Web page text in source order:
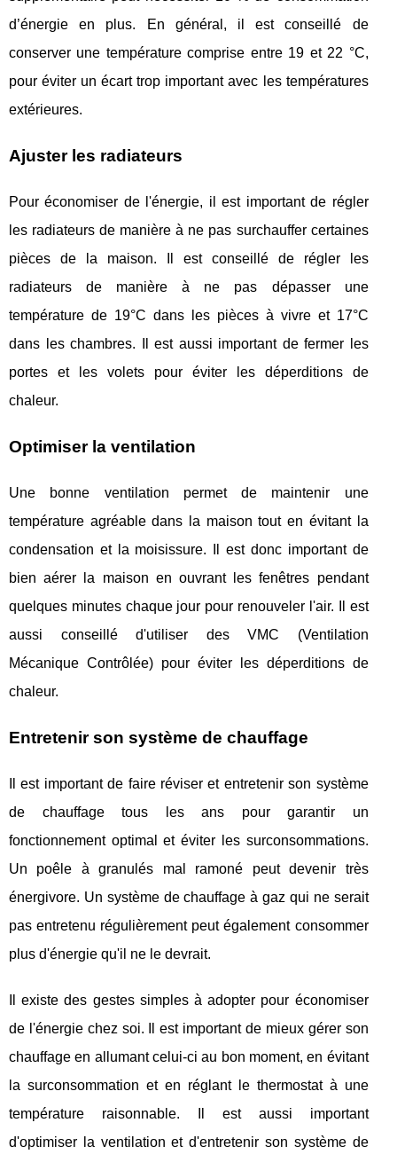
d’énergie en plus. En général, il est conseillé de
conserver une température comprise entre 19 et 22 °C,
pour éviter un écart trop important avec les températures
extérieures.
Ajuster les radiateurs
Pour économiser de l'énergie, il est important de régler
les radiateurs de manière à ne pas surchauffer certaines
pièces de la maison. Il est conseillé de régler les
radiateurs de manière à ne pas dépasser une
température de 19°C dans les pièces à vivre et 17°C
dans les chambres. Il est aussi important de fermer les
portes et les volets pour éviter les déperditions de
chaleur.
Optimiser la ventilation
Une bonne ventilation permet de maintenir une
température agréable dans la maison tout en évitant la
condensation et la moisissure. Il est donc important de
bien aérer la maison en ouvrant les fenêtres pendant
quelques minutes chaque jour pour renouveler l'air. Il est
aussi conseillé d'utiliser des VMC (Ventilation
Mécanique Contrôlée) pour éviter les déperditions de
chaleur.
Entretenir son système de chauffage
Il est important de faire réviser et entretenir son système
de chauffage tous les ans pour garantir un
fonctionnement optimal et éviter les surconsommations.
Un poêle à granulés mal ramoné peut devenir très
énergivore. Un système de chauffage à gaz qui ne serait
pas entretenu régulièrement peut également consommer
plus d'énergie qu'il ne le devrait.
Il existe des gestes simples à adopter pour économiser
de l'énergie chez soi. Il est important de mieux gérer son
chauffage en allumant celui-ci au bon moment, en évitant
la surconsommation et en réglant le thermostat à une
température raisonnable. Il est aussi important
d'optimiser la ventilation et d'entretenir son système de